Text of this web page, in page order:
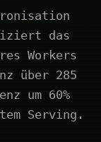
das
Workers
über 285
um 60%
Serving.